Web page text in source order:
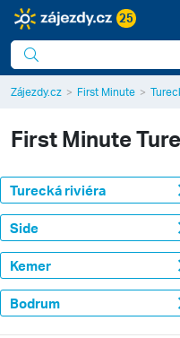
25
Zájezdy.cz First Minute
First Minute
Turecká riviéra
Side
Kemer
Bodrum